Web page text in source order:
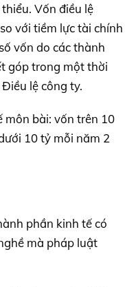
Vốn điều lệ
với tiềm lực tài chính
vốn do các thành
góp trong một thời
lệ công ty.
môn bài: vốn trên 10
10 tỷ mỗi năm 2
phần kinh tế có
mà pháp luật